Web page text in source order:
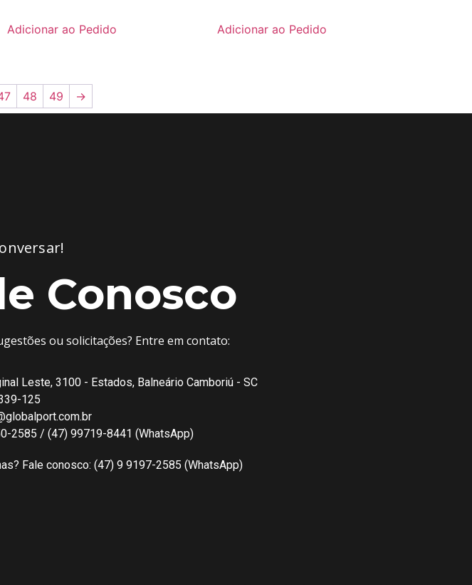
Adicionar ao Pedido Adicionar ao Pedido
48 49 →
Conosco
ou solicitações? Entre em contato:
Leste, 3100 - Estados, Balneário Camboriú - SC
125
2585 / (47) 99719-8441 (WhatsApp)
Fale conosco: (47) 9 9197-2585 (WhatsApp)